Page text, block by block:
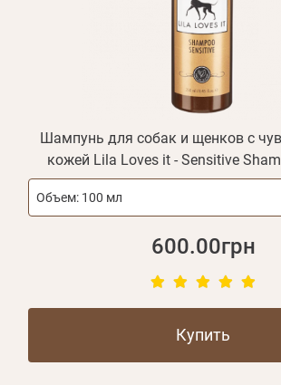
Шампунь для собак и щенков с
кожей Lila Loves it - Sensitive
Объем: 100 мл
600.00грн
Купить